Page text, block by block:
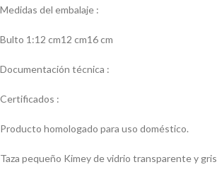
Medidas del embalaje :
Bulto 1:12 cm12 cm16 cm
Documentación técnica :
Certificados :
Producto homologado para uso doméstico.
Taza pequeño Kimey de vidrio transparente y gris